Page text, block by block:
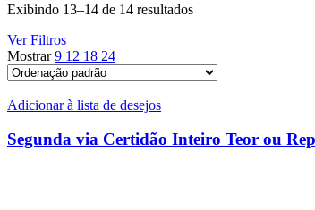
Exibindo 13–14 de 14 resultados
Ver Filtros
Mostrar9 12 18 24
Adicionar à lista de desejos
Segunda via Certidão Inteiro Teor ou